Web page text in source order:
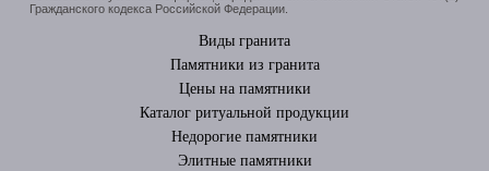
Гражданского кодекса Российской Федерации.
Виды гранита
Памятники из гранита
Цены на памятники
Каталог ритуальной продукции
Недорогие памятники
Элитные памятники